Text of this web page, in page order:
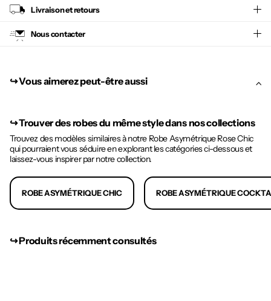
Livraison et retours
Nous contacter
↪︎ Vous aimerez peut-être aussi
↪︎Trouver des robes du même style dans nos collections
Trouvez des modèles similaires à notre Robe Asymétrique Rose Chic
qui pourraient vous séduire en explorant les catégories ci-dessous et
laissez-vous inspirer par notre collection.
ROBE ASYMÉTRIQUE CHIC ROBE ASYMÉTRIQUE
↪︎ Produits récemment consultés